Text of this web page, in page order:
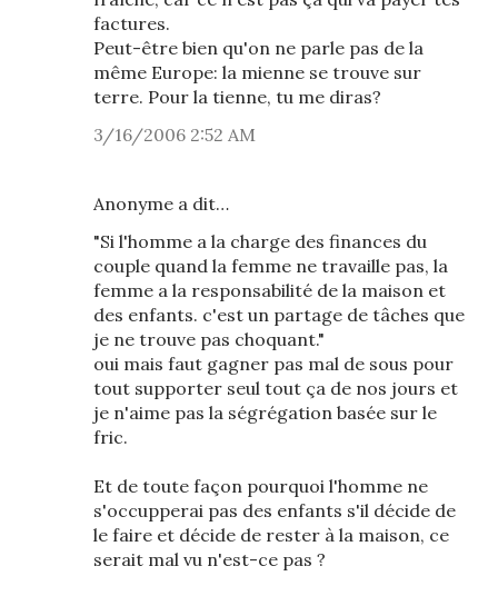
factures.
Peut-être bien qu'on ne parle pas de la
même Europe: la mienne se trouve sur
terre. Pour la tienne, tu me diras?
3/16/2006 2:52 AM
Anonyme a dit…
"Si l'homme a la charge des finances du
couple quand la femme ne travaille pas, la
femme a la responsabilité de la maison et
des enfants. c'est un partage de tâches que
je ne trouve pas choquant."
oui mais faut gagner pas mal de sous pour
tout supporter seul tout ça de nos jours et
je n'aime pas la ségrégation basée sur le
fric.
Et de toute façon pourquoi l'homme ne
s'occupperai pas des enfants s'il décide de
le faire et décide de rester à la maison, ce
serait mal vu n'est-ce pas ?